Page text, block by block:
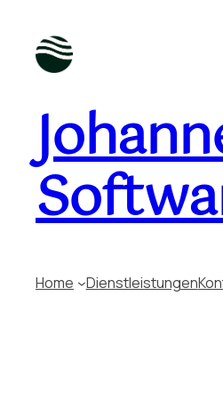
Home Dienstleistungen